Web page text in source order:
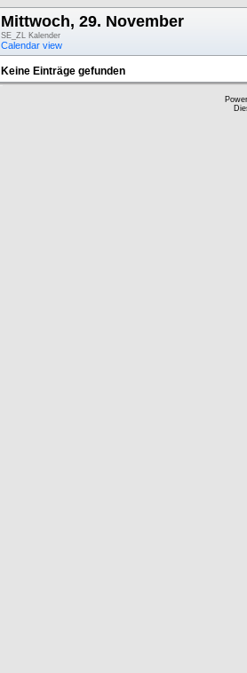
Mittwoch, 29. November
SE_ZL Kalender
Calendar view
Keine Einträge gefunden